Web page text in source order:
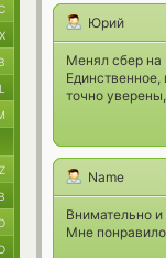
Юрий
Менял сбер на
точно
Name
Внимательно и
Мне